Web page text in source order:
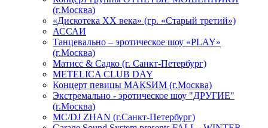
(г.Москва)
«Дискотека ХХ века» (гр. «Старый третий»)
АССАИ
Танцевально – эротическое шоу «PLAY»
(г.Москва)
Матисс & Садко (г. Санкт-Петербург)
METELICA CLUB DAY
Концерт певицы МАКSИМ (г.Москва)
Экстремально - эротическое шоу "ДРУГИЕ"
(г.Москва)
МС/DJ ZHAN (г.Санкт-Петербург)